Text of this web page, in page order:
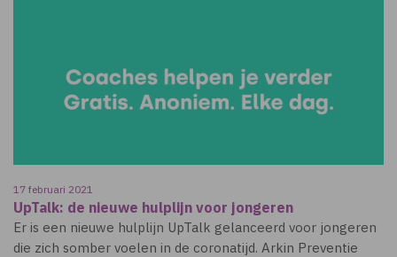
17 februari 2021
UpTalk: de nieuwe hulplijn voor jongeren
Er is een nieuwe hulplijn UpTalk gelanceerd voor jongeren
die zich somber voelen in de coronatijd. Arkin Preventie